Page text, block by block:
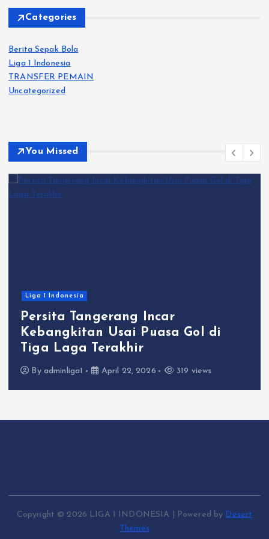
Categories
Berita Sepak Bola
Liga 1 Indonesia
TRANSFER PEMAIN
Uncategorized
You Missed
Liga 1 Indonesia
Persita Tangerang Incar
Kebangkitan Usai Puasa Gol di
Tiga Laga Terakhir
By adminliga1 April 22, 2026 319 views
Copyright © 2026 LIGA 1 INDONESIA | Powered by Desert
Themes